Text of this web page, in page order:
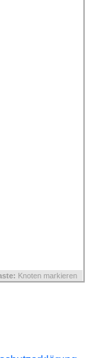
Knoten markieren